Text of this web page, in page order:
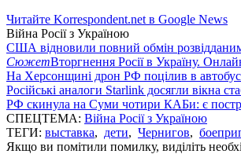
Читайте Korrespondent.net в Google News
Війна Росії з Україною
США відновили повний обмін
СюжетВторгнення Росії в Україну.
На Херсонщині дрон РФ поцілив в
Російські аналоги Starlink досягли вікна
РФ скинула на Суми чотири КАБи: є
СПЕЦТЕМА: Війна Росії з Україною
ТЕГИ: выставка, дети, Чернигов,
Якщо ви помітили помилку, виділіть